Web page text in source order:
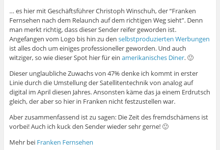
… es hier mit Geschäftsführer Christoph Winschuh, der “Franken
Fernsehen nach dem Relaunch auf dem richtigen Weg sieht”. Denn
man merkt richtig, dass dieser Sender reifer geworden ist.
Angefangen vom Logo bis hin zu den selbstproduzierten Werbungen
ist alles doch um einiges professioneller geworden. Und auch
witziger, so wie dieser Spot hier für ein amerikanisches Diner. 🙂
Dieser unglaubliche Zuwachs von 47% denke ich kommt in erster
Linie durch die Umstellung der Satellitentechnik von analog auf
digital im April diesen Jahres. Ansonsten käme das ja einem Erdrutsch
gleich, der aber so hier in Franken nicht festzustellen war.
Aber zusammenfassend ist zu sagen: Die Zeit des fremdschämens ist
vorbei! Auch ich kuck den Sender wieder sehr gerne! 🙂
Mehr bei Franken Fernsehen